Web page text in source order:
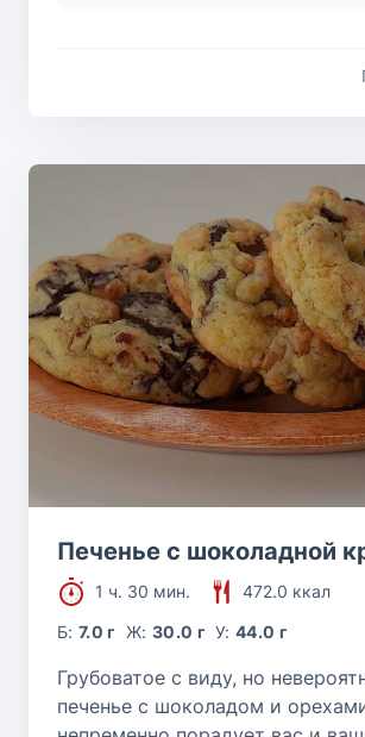
Печенье с шоколадной
1 ч. 30 мин.
472.0 ккал
Б:7.0 г Ж: 30.0 г У:44.0 г
Грубоватое с виду, но
печенье с шоколадом и